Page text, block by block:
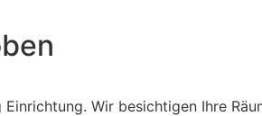
Wir besichtigen Ihre